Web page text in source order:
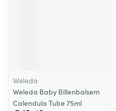
Weleda
Weleda Baby Billenbalsem
Calendula Tube 75ml